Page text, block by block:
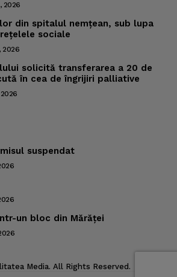
2026
din spitalul nemţean, sub lupa
sociale
2026
solicită transferarea a 20 de
în cea de îngrijiri palliative
suspendat
un bloc din Mărăţei
Media. All Rights Reserved.